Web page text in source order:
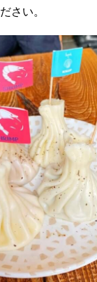
さい。